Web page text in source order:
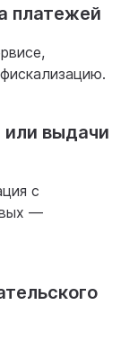
платежей
или выдачи
с
—